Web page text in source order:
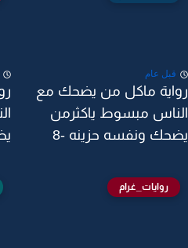
قبل عام
رواية ماكل من يضحك مع
الناس مبسوط ياكثرمن
يضحك ونفسه حزينه -8
روايات_غرام